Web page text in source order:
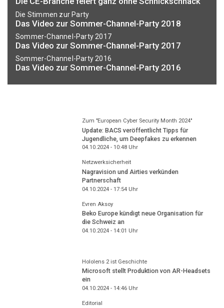
Die Stimmen zur Party
Das Video zur Sommer-Channel-Party 2018
Sommer-Channel-Party 2017
Das Video zur Sommer-Channel-Party 2017
Sommer-Channel-Party 2016
Das Video zur Sommer-Channel-Party 2016
Zum "European Cyber Security Month 2024"
Update: BACS veröffentlicht Tipps für
Jugendliche, um Deepfakes zu erkennen
04.10.2024 - 10:48Uhr
Netzwerksicherheit
Nagravision und Airties verkünden
Partnerschaft
04.10.2024 - 17:54Uhr
Evren Aksoy
Beko Europe kündigt neue Organisation für
die Schweiz an
04.10.2024 - 14:01 Uhr
Hololens 2 ist Geschichte
Microsoft stellt Produktion von AR-Headsets
ein
04.10.2024 - 14:46Uhr
Editorial